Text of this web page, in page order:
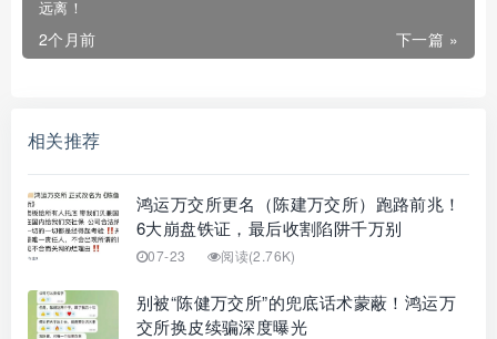
远离！
下一篇 »
2个月前
相关推荐
鸿运万交所更名（陈建万交所）跑路前兆！
6大崩盘铁证，最后收割陷阱千万别
07-23 阅读(2.76K)
别被“陈健万交所”的兜底话术蒙蔽！鸿运万
交所换皮续骗深度曝光